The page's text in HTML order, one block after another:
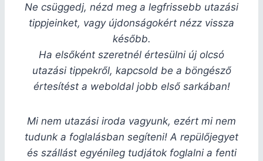
Ne csüggedj, nézd meg a legfrissebb utazási
tippjeinket, vagy újdonságokért nézz vissza
később.
Ha elsőként szeretnél értesülni új olcsó
utazási tippekről, kapcsold be a böngésző
értesítést a weboldal jobb első sarkában!
Mi nem utazási iroda vagyunk, ezért mi nem
tudunk a foglalásban segíteni! A repülőjegyet
és szállást egyénileg tudjátok foglalni a fenti